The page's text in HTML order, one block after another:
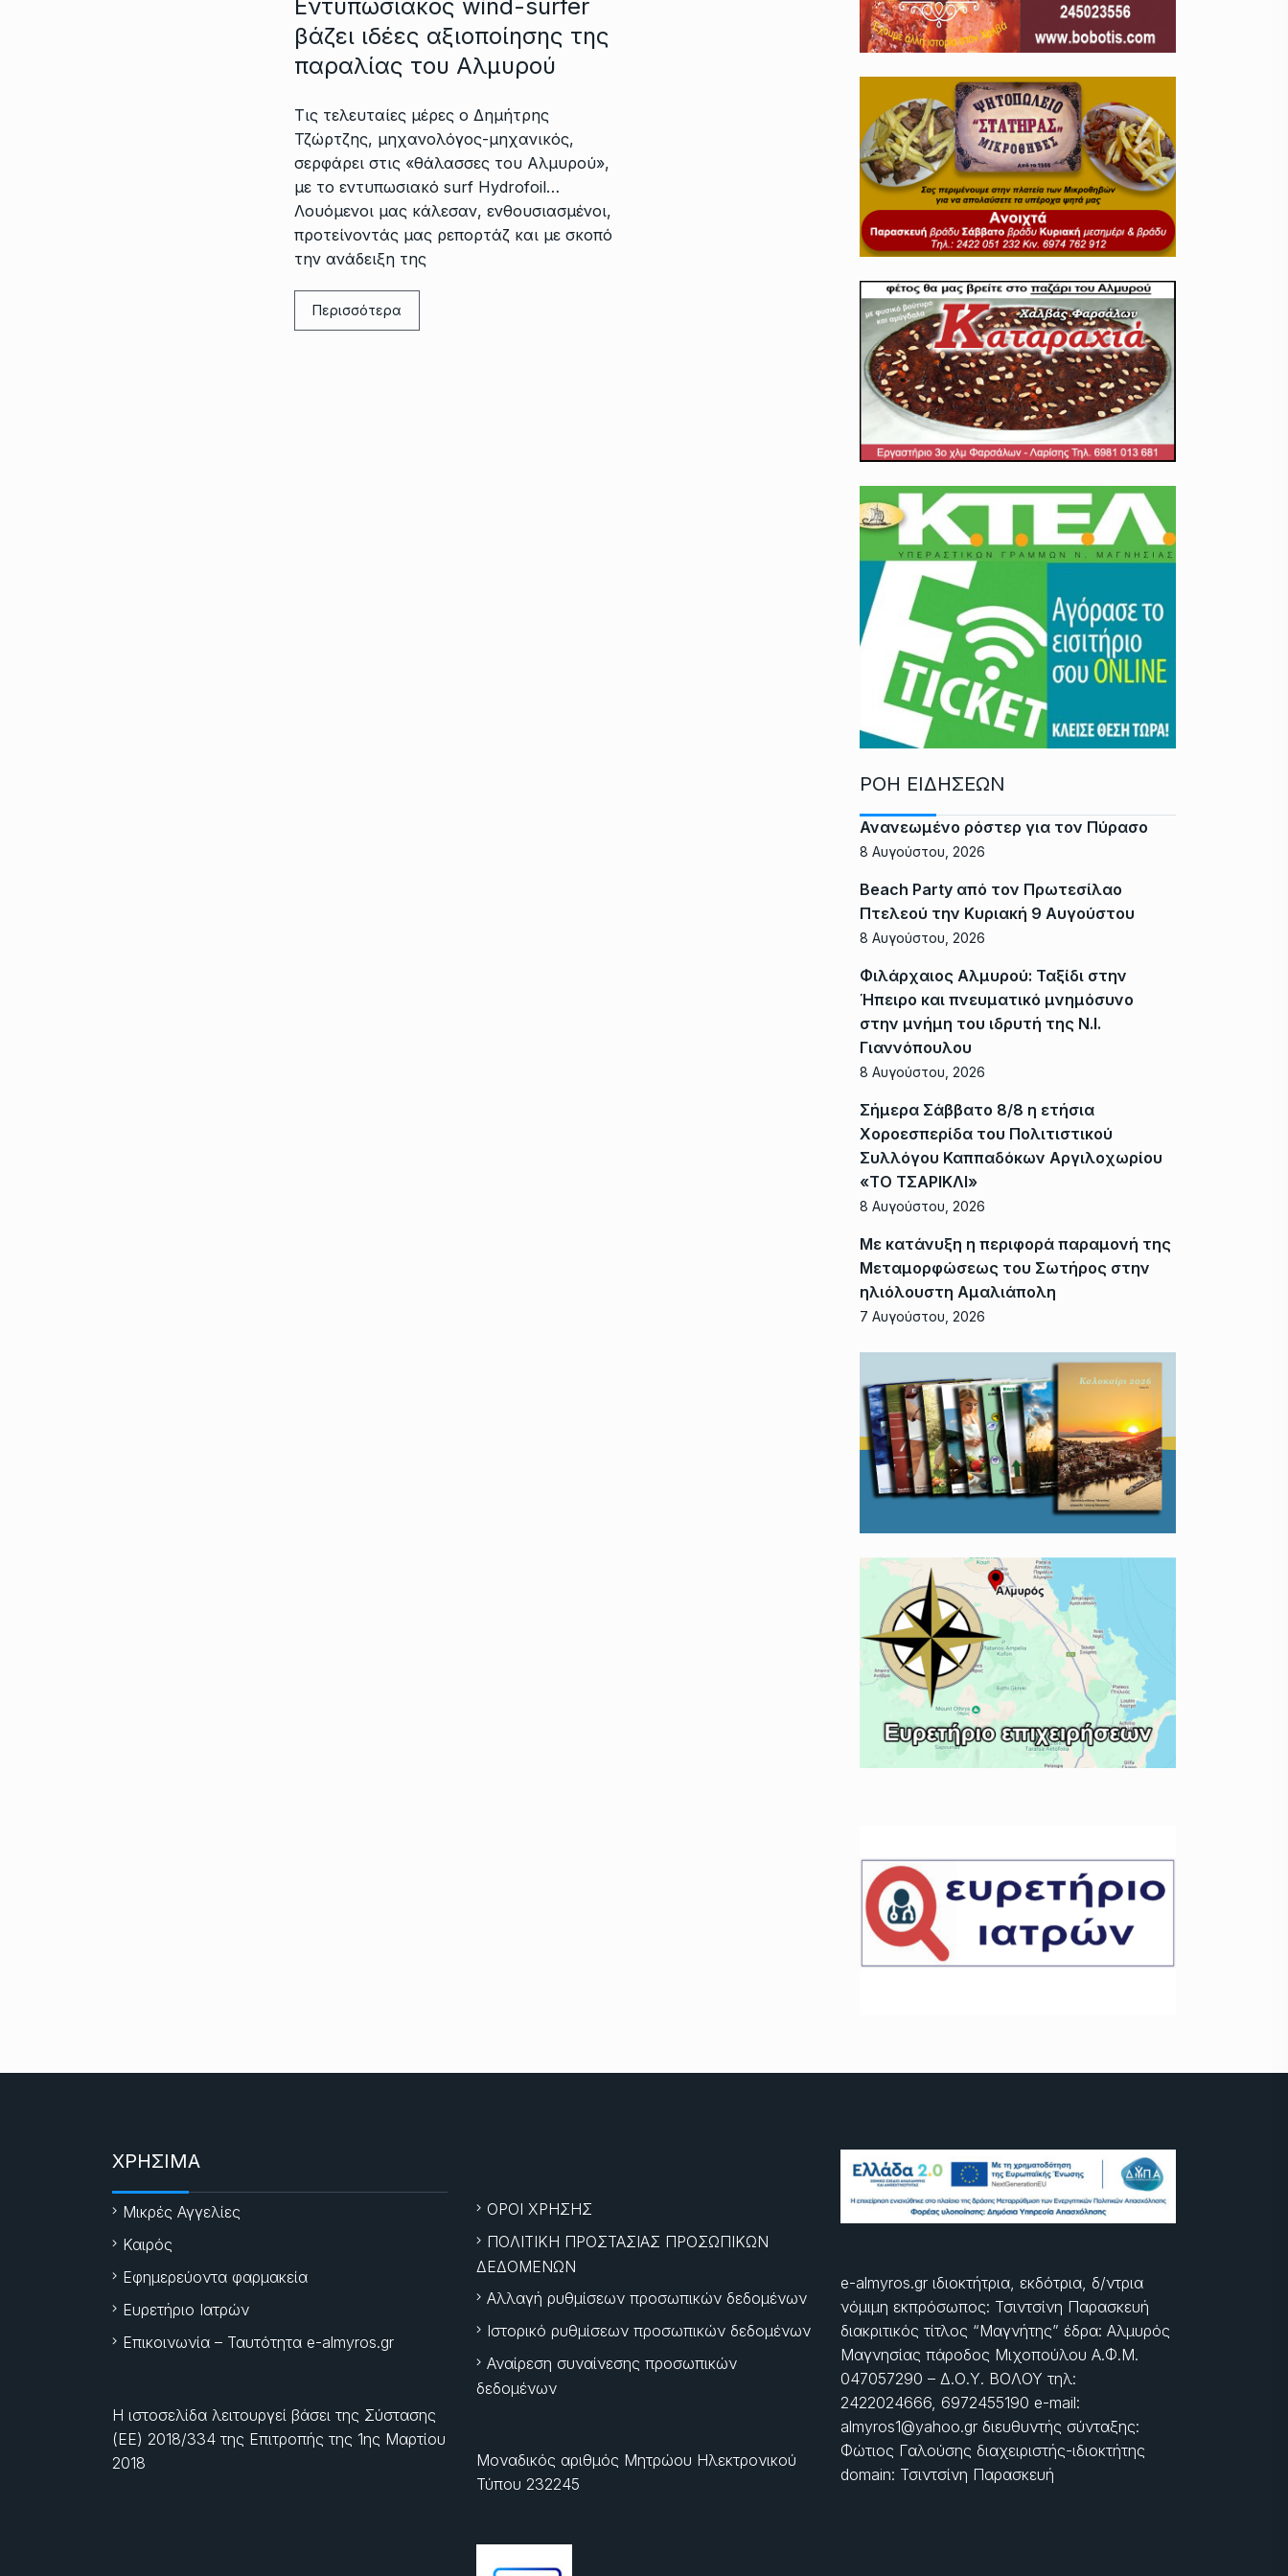
Εντυπωσιακός wind-surfer
βάζει ιδέες αξιοποίησης της
παραλίας του Αλμυρού
Τις τελευταίες μέρες ο Δημήτρης
Τζώρτζης, μηχανολόγος-μηχανικός,
σερφάρει στις «θάλασσες του Αλμυρού»,
με το εντυπωσιακό surf Hydrofoil…
Λουόμενοι μας κάλεσαν, ενθουσιασμένοι,
προτείνοντάς μας ρεπορτάζ και με σκοπό
την ανάδειξη της
Περισσότερα
ΡΟΗ ΕΙΔΗΣΕΩΝ
Ανανεωμένο ρόστερ για τον Πύρασο
8 Αυγούστου, 2026
Beach Party από τον Πρωτεσίλαο
Πτελεού την Κυριακή 9 Αυγούστου
8 Αυγούστου, 2026
Φιλάρχαιος Αλμυρού: Ταξίδι στην
Ήπειρο και πνευματικό μνημόσυνο
στην μνήμη του ιδρυτή της Ν.Ι.
Γιαννόπουλου
8 Αυγούστου, 2026
Σήμερα Σάββατο 8/8 η ετήσια
Χοροεσπερίδα του Πολιτιστικού
Συλλόγου Καππαδόκων Αργιλοχωρίου
«ΤΟ ΤΣΑΡΙΚΛΙ»
8 Αυγούστου, 2026
Με κατάνυξη η περιφορά παραμονή της
Μεταμορφώσεως του Σωτήρος στην
ηλιόλουστη Αμαλιάπολη
7 Αυγούστου, 2026
ΧΡΗΣΙΜΑ
Μικρές Αγγελίες
Καιρός
Εφημερεύοντα φαρμακεία
Ευρετήριο Ιατρών
Επικοινωνία – Ταυτότητα e-almyros.gr
Η ιστοσελίδα λειτουργεί βάσει της Σύστασης
(ΕΕ) 2018/334 της Επιτροπής της 1ης Μαρτίου
2018
ΟΡΟΙ ΧΡΗΣΗΣ
ΠΟΛΙΤΙΚΗ ΠΡΟΣΤΑΣΙΑΣ ΠΡΟΣΩΠΙΚΩΝ
ΔΕΔΟΜΕΝΩΝ
Αλλαγή ρυθμίσεων προσωπικών δεδομένων
Ιστορικό ρυθμίσεων προσωπικών δεδομένων
Αναίρεση συναίνεσης προσωπικών
δεδομένων
Μοναδικός αριθμός Μητρώου Ηλεκτρονικού
Τύπου 232245
e-almyros.gr ιδιοκτήτρια, εκδότρια, δ/ντρια
νόμιμη εκπρόσωπος: Τσιντσίνη Παρασκευή
διακριτικός τίτλος “Μαγνήτης” έδρα: Αλμυρός
Μαγνησίας πάροδος Μιχοπούλου Α.Φ.Μ.
047057290 – Δ.Ο.Υ. ΒΟΛΟΥ τηλ:
2422024666, 6972455190 e-mail:
almyros1@yahoo.gr διευθυντής σύνταξης:
Φώτιος Γαλούσης διαχειριστής-ιδιοκτήτης
domain: Τσιντσίνη Παρασκευή